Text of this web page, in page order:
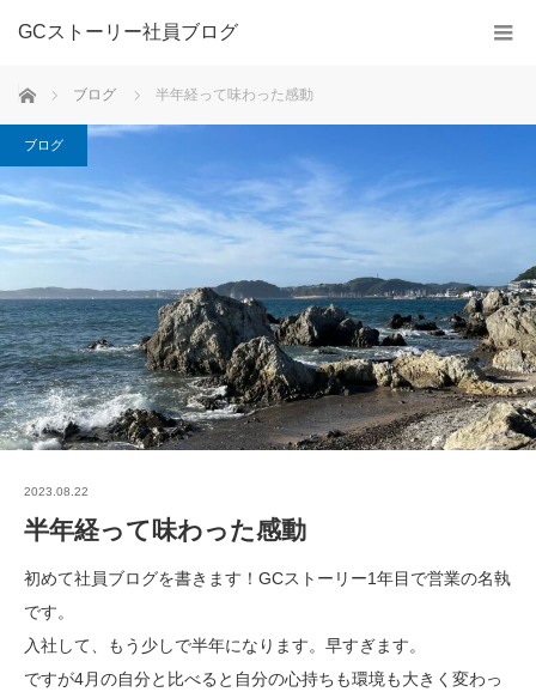
GCストーリー社員ブログ
ホーム ブログ 半年経って味わった感動
ブログ
2023.08.22
半年経って味わった感動
初めて社員ブログを書きます！GCストーリー1年目で営業の名執
です。
入社して、もう少しで半年になります。早すぎます。
ですが4月の自分と比べると自分の心持ちも環境も大きく変わっ